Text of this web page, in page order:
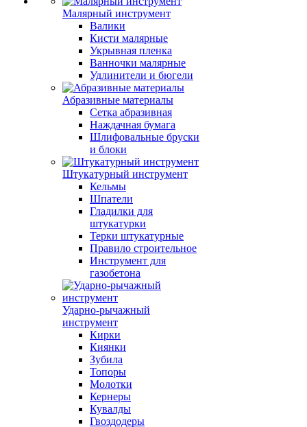
Малярный инструмент
Валики
Кисти малярные
Укрывная пленка
Ванночки малярные
Удлинители и бюгели
Абразивные материалы
Сетка абразивная
Наждачная бумага
Шлифовальные бруски
и блоки
Штукатурный инструмент
Кельмы
Шпатели
Гладилки для
штукатурки
Терки штукатурные
Правило строительное
Инструмент для
газобетона
Ударно-рычажный
инструмент
Кирки
Киянки
Зубила
Топоры
Молотки
Кернеры
Кувалды
Гвоздодеры